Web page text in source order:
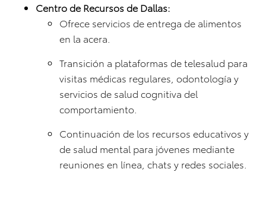
Centro de Recursos de Dallas:
Ofrece servicios de entrega de alimentos
en la acera.
Transición a plataformas de telesalud para
visitas médicas regulares, odontología y
servicios de salud cognitiva del
comportamiento.
Continuación de los recursos educativos y
de salud mental para jóvenes mediante
reuniones en línea, chats y redes sociales.